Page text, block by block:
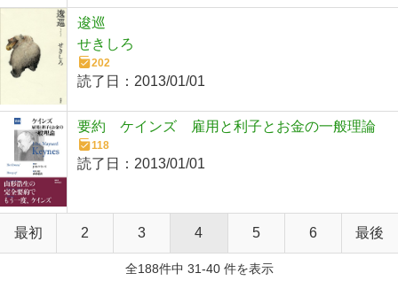
逡巡
せきしろ
202
読了日： 2013/01/01
要約 ケインズ 雇用と利子とお金の一般理論
118
読了日： 2013/01/01
最初 2 3 4 5 6 最後
全188件中 31-40 件を表示